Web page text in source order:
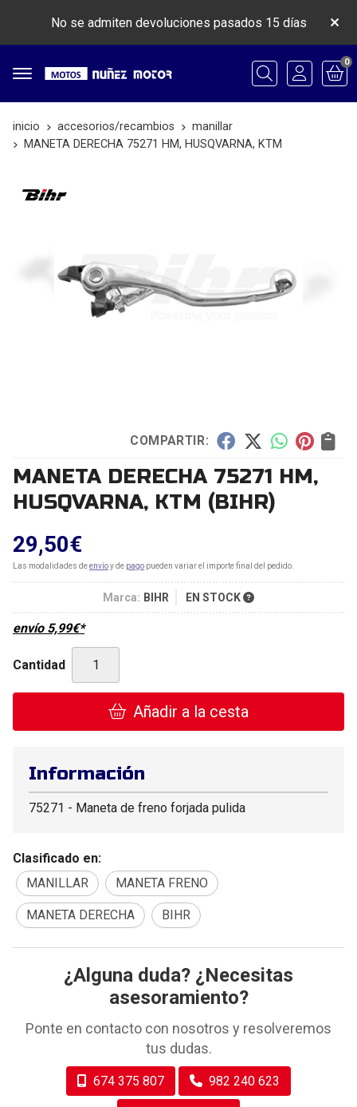
No se admiten devoluciones pasados 15 días
Buscar
0
inicio accesorios/recambios
manillar
MANETA DERECHA 75271 HM, HUSQVARNA, KTM
COMPARTIR:
MANETA DERECHA 75271 HM,
HUSQVARNA, KTM (BIHR)
29,50€
Las modalidades deenvíoy de pago pueden variar el importe final del pedido.
Marca: BIHR EN STOCK
envío 5,99€*
Cantidad
Añadir a la cesta
Información
75271 - Maneta de freno forjada pulida
Clasificado en:
MANILLAR
MANETA FRENO
MANETA DERECHA BIHR
¿Alguna duda? ¿Necesitas
asesoramiento?
Ponte en contacto con nosotros y resolveremos
tus dudas.
674 375 807 982 240 623